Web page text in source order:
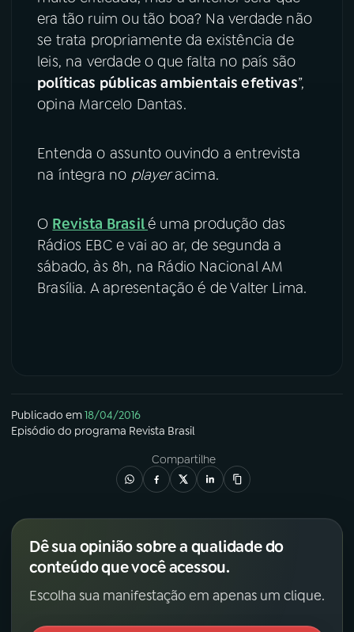
era tão ruim ou tão boa? Na verdade não
se trata propriamente da existência de
leis, na verdade o que falta no país são
políticas públicas ambientais efetivas”,
opina Marcelo Dantas.
Entenda o assunto ouvindo a entrevista
na íntegra no playeracima.
O Revista Brasilé uma produção das
Rádios EBC e vai ao ar, de segunda a
sábado, às 8h, na Rádio Nacional AM
Brasília. A apresentação é de Valter Lima.
Publicado em18/04/2016
Episódio do programa Revista Brasil
Compartilhe
Dê sua opinião sobre a qualidade do
conteúdo que você acessou.
Escolha sua manifestação em apenas um clique.